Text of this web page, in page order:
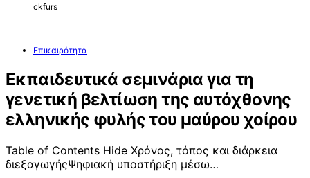
ckfurs
Επικαιρότητα
Εκπαιδευτικά σεμινάρια για τη
γενετική βελτίωση της αυτόχθονης
ελληνικής φυλής του μαύρου χοίρου
Table of Contents Hide Χρόνος, τόπος και διάρκεια
διεξαγωγήςΨηφιακή υποστήριξη μέσω…